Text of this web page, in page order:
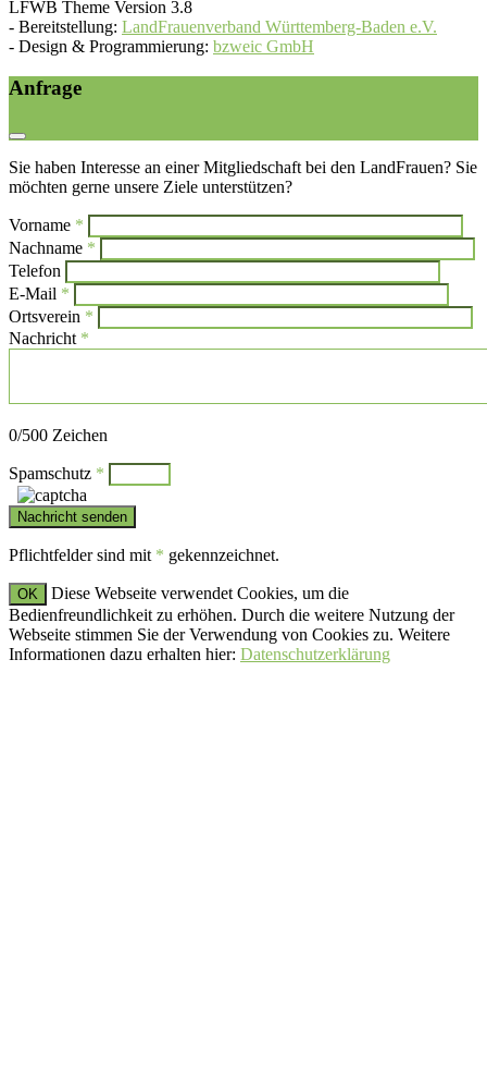
LFWB Theme Version 3.8
- Bereitstellung: LandFrauenverband Württemberg-Baden e.V.
- Design & Programmierung: bzweic GmbH
Anfrage
Sie haben Interesse an einer Mitgliedschaft bei den LandFrauen? Sie
möchten gerne unsere Ziele unterstützen?
Vorname *
Nachname *
Telefon
Bitte
E-Mail *
Ortsverein *
Nachricht *
0/500 Zeichen
Spamschutz *
Pflichtfelder sind mit * gekennzeichnet.
OK
Diese Webseite verwendet Cookies, um die
Bedienfreundlichkeit zu erhöhen. Durch die weitere Nutzung der
Webseite stimmen Sie der Verwendung von Cookies zu. Weitere
Informationen dazu erhalten hier: Datenschutzerklärung